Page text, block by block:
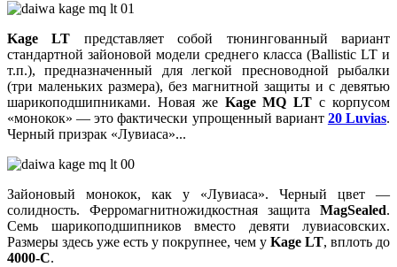
Kage LT представляет собой тюнингованный вариант
стандартной зайоновой модели среднего класса (Ballistic LT и
т.п.), предназначенный для легкой пресноводной рыбалки
(три маленьких размера), без магнитной защиты и с девятью
шарикоподшипниками. Новая же Kage MQ LT с корпусом
«монокок» — это фактически упрощенный вариант 20 Luvias.
Черный призрак «Лувиаса»...
Зайоновый монокок, как у «Лувиаса». Черный цвет —
солидность. Ферромагнитножидкостная защита MagSealed.
Семь шарикоподшипников вместо девяти лувиасовских.
Размеры здесь уже есть у покрупнее, чем у Kage LT, вплоть до
4000-С.